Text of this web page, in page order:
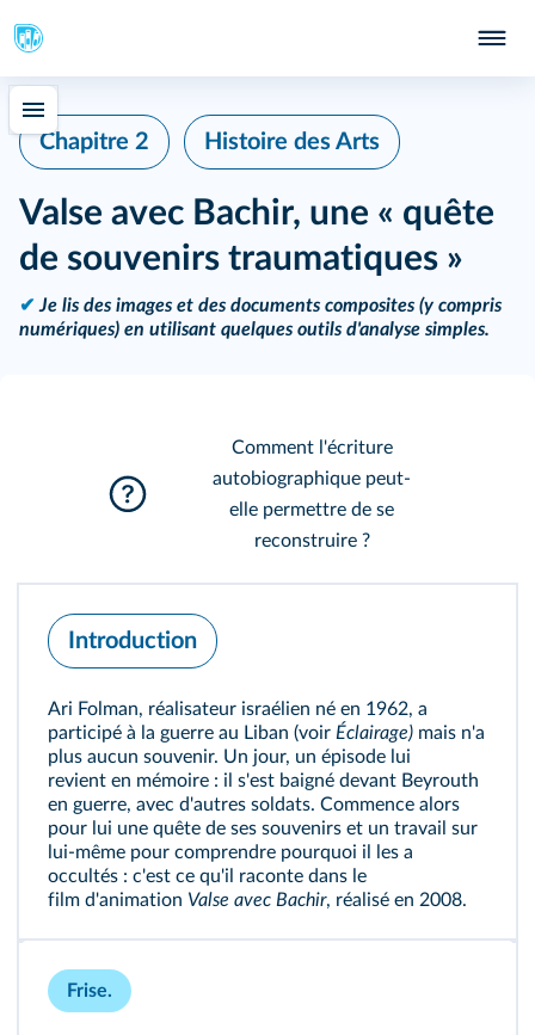
Chapitre 2 Histoire des Arts
Valse avec Bachir, une « quête
de souvenirs traumatiques »
✔ Je lis des images et des documents composites (y compris
numériques) en utilisant quelques outils d'analyse simples.
Comment l'écriture
autobiographique peut-
elle permettre de se
reconstruire ?
Introduction
Ari Folman, réalisateur israélien né en 1962, a
participé à la guerre au Liban (voir Éclairage) mais n'a
plus aucun souvenir. Un jour, un épisode lui
revient en mémoire : il s'est baigné devant Beyrouth
en guerre, avec d'autres soldats. Commence alors
pour lui une quête de ses souvenirs et un travail sur
lui-même pour comprendre pourquoi il les a
occultés : c'est ce qu'il raconte dans le
film d'animation Valse avec Bachir, réalisé en 2008.
Frise.